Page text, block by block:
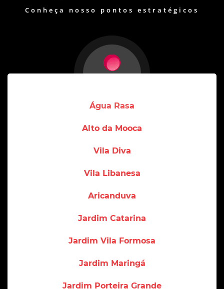
Conheça nosso pontos estratégicos
Água Rasa
Alto da Mooca
Vila Diva
Vila Libanesa
Aricanduva
Jardim Catarina
Jardim Vila Formosa
Jardim Maringá
Jardim Porteira Grande